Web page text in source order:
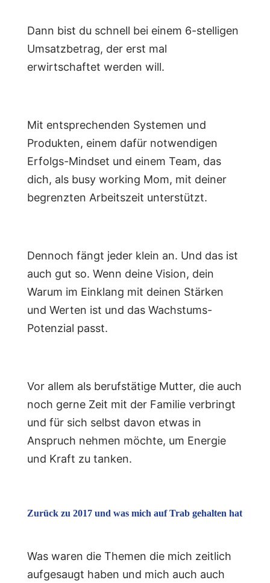
Dann bist du schnell bei einem 6-stelligen
Umsatzbetrag, der erst mal
erwirtschaftet werden will.
Mit entsprechenden Systemen und
Produkten, einem dafür notwendigen
Erfolgs-Mindset und einem Team, das
dich, als busy working Mom, mit deiner
begrenzten Arbeitszeit unterstützt.
Dennoch fängt jeder klein an. Und das ist
auch gut so. Wenn deine Vision, dein
Warum im Einklang mit deinen Stärken
und Werten ist und das Wachstums-
Potenzial passt.
Vor allem als berufstätige Mutter, die auch
noch gerne Zeit mit der Familie verbringt
und für sich selbst davon etwas in
Anspruch nehmen möchte, um Energie
und Kraft zu tanken.
Zurück zu 2017 und was mich auf Trab gehalten hat
Was waren die Themen die mich zeitlich
aufgesaugt haben und mich auch auch